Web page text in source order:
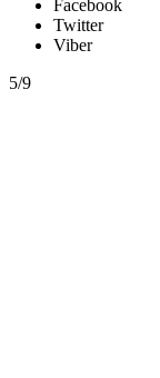
Facebook
Twitter
Viber
5/9